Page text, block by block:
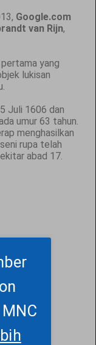
Google.com
van Rijn,
yang
lukisan
Juli 1606 dan
umur 63 tahun.
menghasilkan
rupa telah
abad 17.